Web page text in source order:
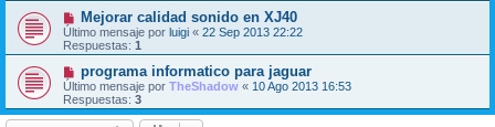
Mejorar calidad sonido en XJ40
Último mensaje por luigi « 22 Sep 2013 22:22
Respuestas: 1
programa informatico para jaguar
Último mensaje por TheShadow « 10 Ago 2013 16:53
Respuestas: 3